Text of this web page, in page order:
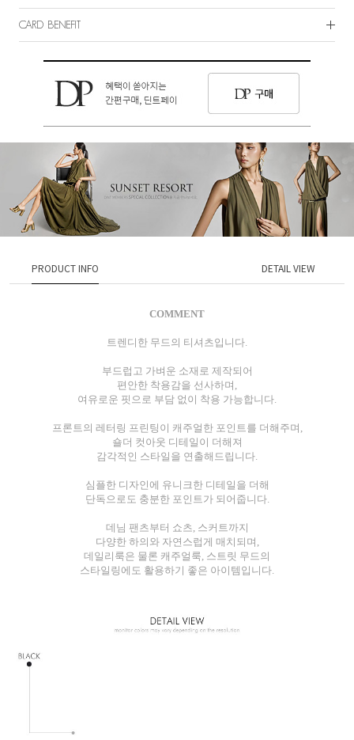
CARD BENEFIT
PRODUCT INFO DETAIL VIEW
COMMENT
트렌디한 무드의 티셔츠입니다.
부드럽고 가벼운 소재로 제작되어
편안한 착용감을 선사하며,
여유로운 핏으로 부담 없이 착용 가능합니다.
프론트의 레터링 프린팅이 캐주얼한 포인트를 더해주며,
숄더 컷아웃 디테일이 더해져
감각적인 스타일을 연출해드립니다.
심플한 디자인에 유니크한 디테일을 더해
단독으로도 충분한 포인트가 되어줍니다.
데님 팬츠부터 쇼츠, 스커트까지
다양한 하의와 자연스럽게 매치되며,
데일리룩은 물론 캐주얼룩, 스트릿 무드의
스타일링에도 활용하기 좋은 아이템입니다.